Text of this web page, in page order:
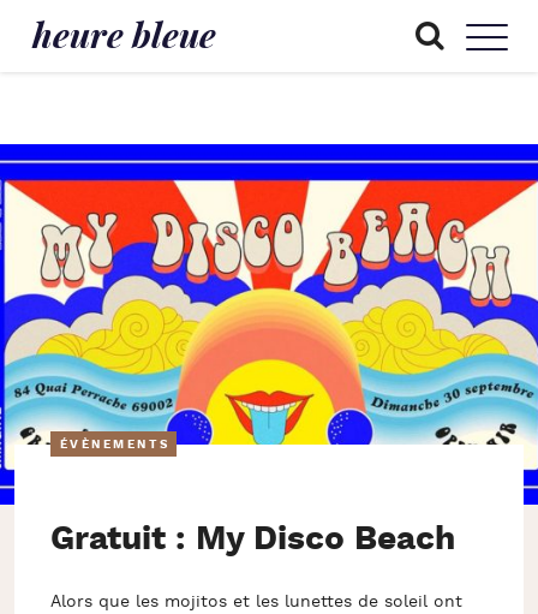
heure bleue
ÉVÈNEMENTS
Gratuit : My Disco Beach
Alors que les mojitos et les lunettes de soleil ont